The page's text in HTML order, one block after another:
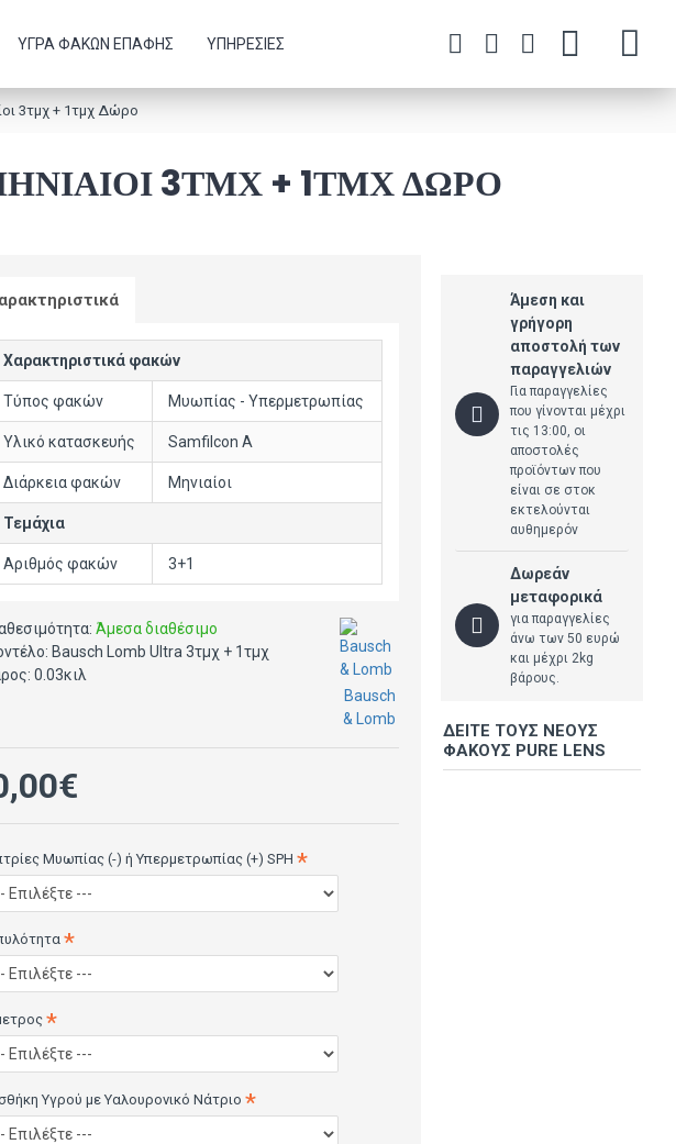
ΥΓΡΆ ΦΑΚΏΝ ΕΠΑΦΉΣ ΥΠΗΡΕΣΊΕΣ
3τμχ + 1τμχ Δώρο
3ΤΜΧ + 1ΤΜΧ ΔΏΡΟ
Χαρακτηριστικά φακών
Τύπος φακών Μυωπίας - Υπερμετρωπίας
Υλικό κατασκευής Samfilcon A
Διάρκεια φακών Μηνιαίοι
Τεμάχια
Αριθμός φακών 3+1
Άμεσα διαθέσιμο
Bausch Lomb Ultra 3τμχ + 1τμχ
0.03κιλ
Bausch
& Lomb
Μυωπίας (-) ή Υπερμετρωπίας (+) SPH
Υγρού με Υαλουρονικό Νάτριο
Άμεση και
γρήγορη
αποστολή των
παραγγελιών
Για παραγγελίες
που γίνονται μέχρι
τις 13:00, οι
αποστολές
προϊόντων που
είναι σε στοκ
εκτελούνται
αυθημερόν
Δωρεάν
μεταφορικά
για παραγγελίες
άνω των 50 ευρώ
και μέχρι 2kg
βάρους.
ΔΕΊΤΕ ΤΟΥΣ ΝΈΟΥΣ
ΦΑΚΟΎΣ PURE LENS